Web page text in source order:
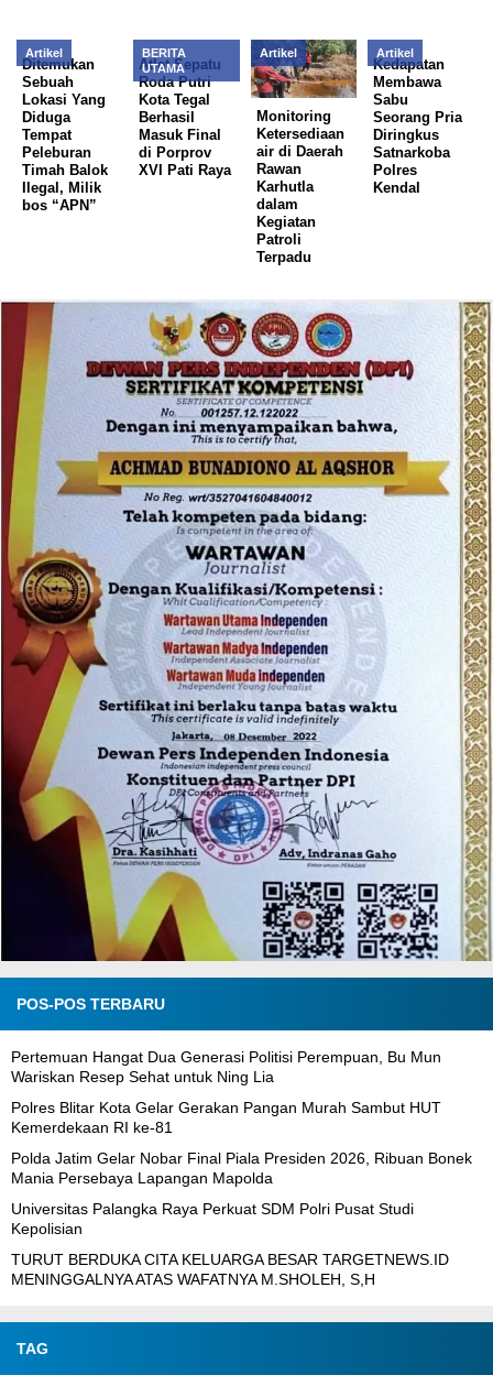
Artikel
Ditemukan
Sebuah
Lokasi Yang
Diduga
Tempat
Peleburan
Timah Balok
Ilegal, Milik
bos “APN”
BERITA
UTAMA
Atlet Sepatu
Roda Putri
Kota Tegal
Berhasil
Masuk Final
di Porprov
XVI Pati Raya
Artikel
Monitoring
Ketersediaan
air di Daerah
Rawan
Karhutla
dalam
Kegiatan
Patroli
Terpadu
Artikel
Kedapatan
Membawa
Sabu
Seorang Pria
Diringkus
Satnarkoba
Polres
Kendal
POS-POS TERBARU
Pertemuan Hangat Dua Generasi Politisi Perempuan, Bu Mun
Wariskan Resep Sehat untuk Ning Lia
Polres Blitar Kota Gelar Gerakan Pangan Murah Sambut HUT
Kemerdekaan RI ke-81
Polda Jatim Gelar Nobar Final Piala Presiden 2026, Ribuan Bonek
Mania Persebaya Lapangan Mapolda
Universitas Palangka Raya Perkuat SDM Polri Pusat Studi
Kepolisian
TURUT BERDUKA CITA KELUARGA BESAR TARGETNEWS.ID
MENINGGALNYA ATAS WAFATNYA M.SHOLEH, S,H
TAG